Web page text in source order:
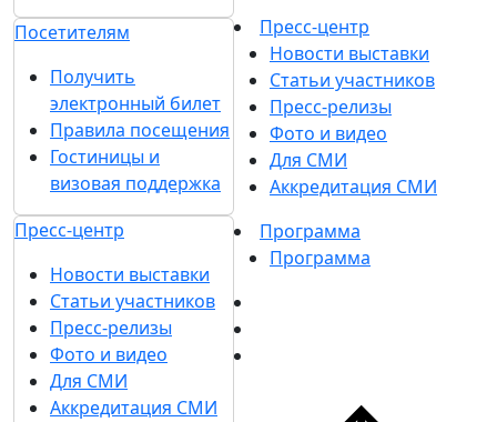
Посетителям
Получить
электронный билет
Правила посещения
Гостиницы и
визовая поддержка
Пресс-центр
Новости выставки
Статьи участников
Пресс-релизы
Фото и видео
Для СМИ
Аккредитация СМИ
Пресс-центр
Новости выставки
Статьи участников
Пресс-релизы
Фото и видео
Для СМИ
Аккредитация СМИ
Программа
Программа